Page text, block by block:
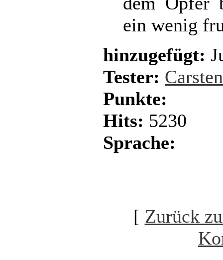
ein wenig
hinzugefügt:
Tester:
Punkte:
Hits: 5230
Sprache:
[ Zurück